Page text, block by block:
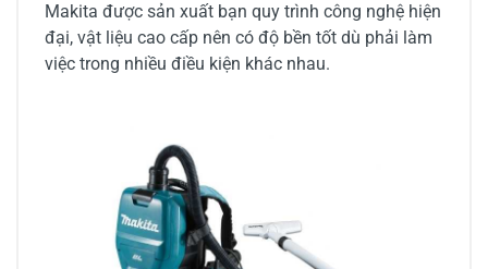
Makita được sản xuất bạn quy trình công nghệ hiện
đại, vật liệu cao cấp nên có độ bền tốt dù phải làm
việc trong nhiều điều kiện khác nhau.